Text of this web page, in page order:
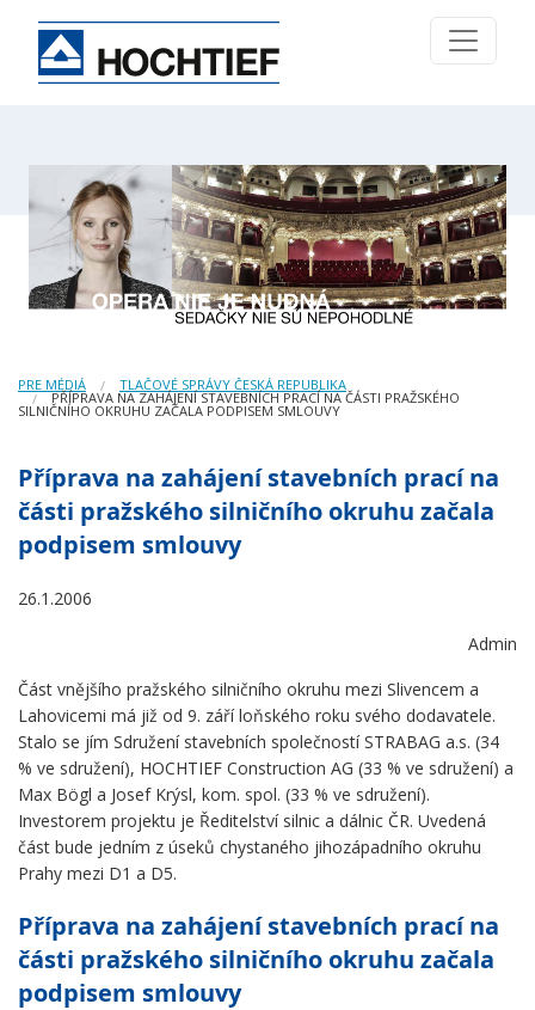
PRE MÉDIÁ TLAČOVÉ SPRÁVY ČESKÁ REPUBLIKA
PŘÍPRAVA NA ZAHÁJENÍ STAVEBNÍCH PRACÍ NA ČÁSTI PRAŽSKÉHO
SILNIČNÍHO OKRUHU ZAČALA PODPISEM SMLOUVY
Příprava na zahájení stavebních prací na
části pražského silničního okruhu začala
podpisem smlouvy
26.1.2006
Admin
Část vnějšího pražského silničního okruhu mezi Slivencem a
Lahovicemi má již od 9. září loňského roku svého dodavatele.
Stalo se jím Sdružení stavebních společností STRABAG a.s. (34
% ve sdružení), HOCHTIEF Construction AG (33 % ve sdružení) a
Max Bögl a Josef Krýsl, kom. spol. (33 % ve sdružení).
Investorem projektu je Ředitelství silnic a dálnic ČR. Uvedená
část bude jedním z úseků chystaného jihozápadního okruhu
Prahy mezi D1 a D5.
Příprava na zahájení stavebních prací na
části pražského silničního okruhu začala
podpisem smlouvy